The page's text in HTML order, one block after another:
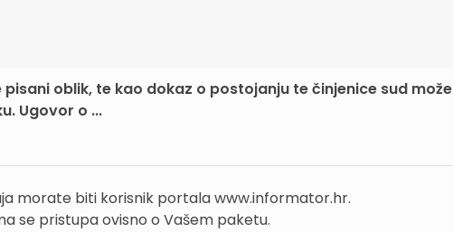
oblik, te kao dokaz o postojanju te činjenice sud može
Ugovor o ...
morate biti korisnik portala www.informator.hr.
se pristupa ovisno o Vašem paketu.